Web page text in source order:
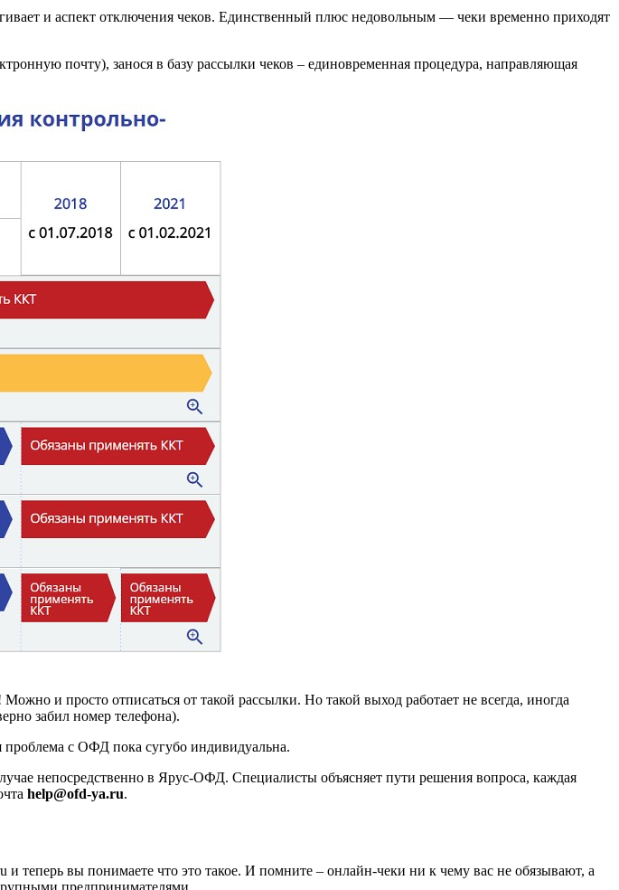
и аспект отключения чеков. Единственный плюс недовольным — чеки временно приходят
почту), занося в базу рассылки чеков – единовременная процедура, направляющая
и просто отписаться от такой рассылки. Но такой выход работает не всегда, иногда
забил номер телефона).
проблема с ОФД пока сугубо индивидуальна.
непосредственно в Ярус-ОФД. Специалисты объясняет пути решения вопроса, каждая
help@ofd-ya.ru.
теперь вы понимаете что это такое. И помните – онлайн-чеки ни к чему вас не обязывают, а
предпринимателями.